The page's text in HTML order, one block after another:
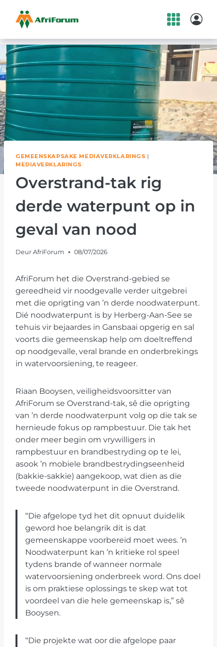
to
content
GEMEENSKAPSAKE MEDIAVERKLARINGS |
MEDIAVERKLARINGS
Overstrand-tak rig
derde waterpunt op in
geval van nood
Deur AfriForum 08/07/2026
AfriForum het die Overstrand-gebied se
gereedheid vir noodgevalle verder uitgebrei
met die oprigting van ’n derde noodwaterpunt.
Dié noodwaterpunt is by Herberg-Aan-See se
tehuis vir bejaardes in Gansbaai opgerig en sal
voorts die gemeenskap help om doeltreffend
op noodgevalle, veral brande en onderbrekings
in watervoorsiening, te reageer.
Riaan Booysen, veiligheidsvoorsitter van
AfriForum se Overstrand-tak, sê die oprigting
van ’n derde noodwaterpunt volg op die tak se
hernieude fokus op rampbestuur. Die tak het
onder meer begin om vrywilligers in
rampbestuur en brandbestryding op te lei,
asook ’n mobiele brandbestrydingseenheid
(bakkie-sakkie) aangekoop, wat dien as die
tweede noodwaterpunt in die Overstrand.
“Die afgelope tyd het dit opnuut duidelik
geword hoe belangrik dit is dat
gemeenskappe voorbereid moet wees. ’n
Noodwaterpunt kan ’n kritieke rol speel
tydens brande of wanneer normale
watervoorsiening onderbreek word. Ons doel
is om praktiese oplossings te skep wat tot
voordeel van die hele gemeenskap is,” sê
Booysen.
“Die projekte wat oor die afgelope paar